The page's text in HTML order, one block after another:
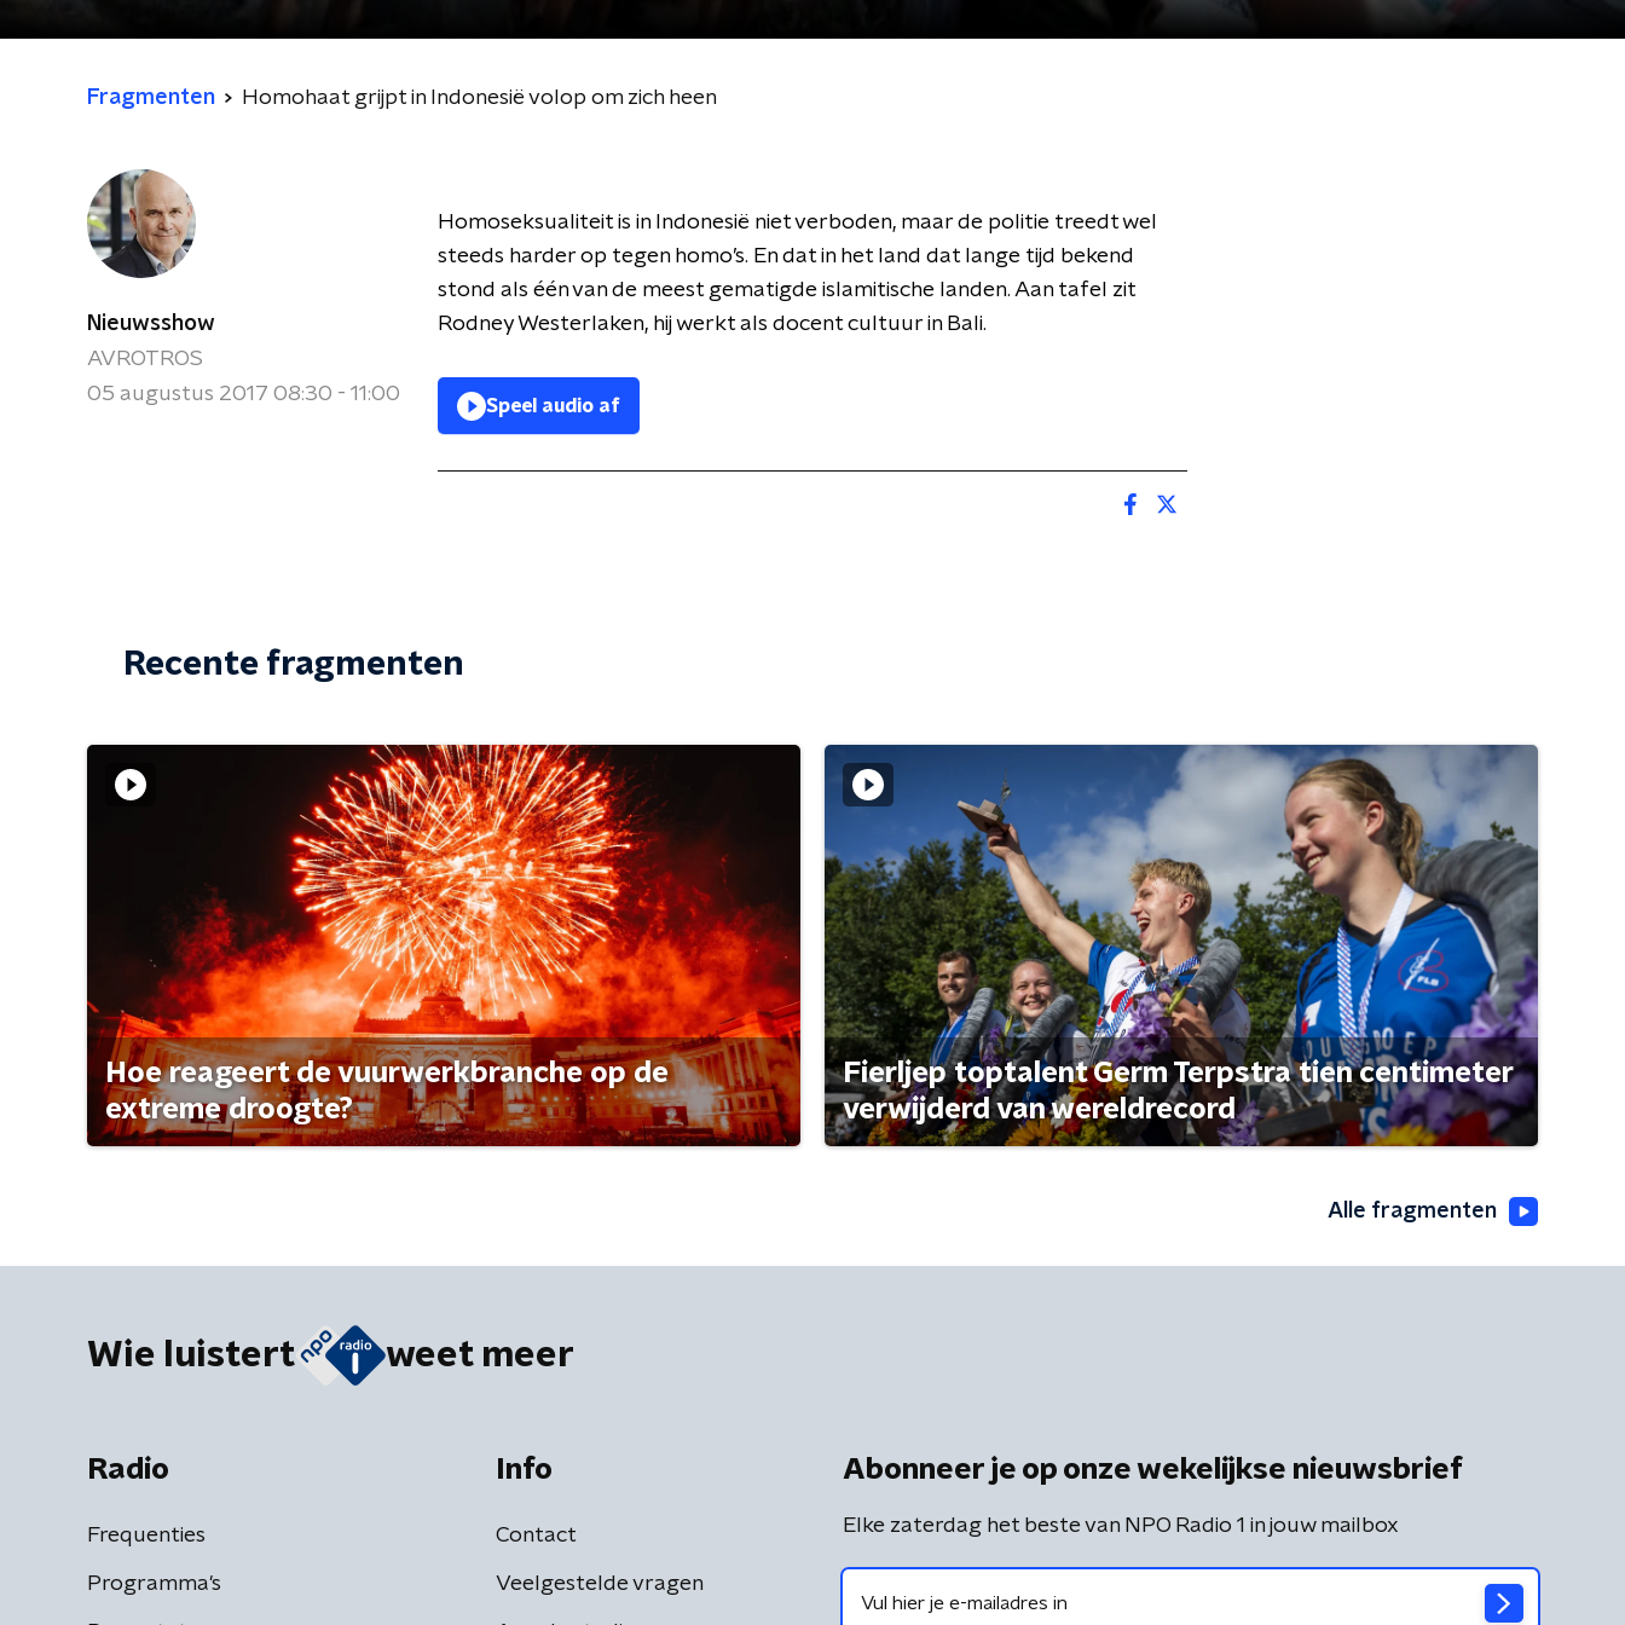
Fragmenten Homohaat grijpt in Indonesië volop om zich heen
Nieuwsshow
AVROTROS
05 augustus 2017 08:30 - 11:00
Homoseksualiteit is in Indonesië niet verboden, maar de politie treedt wel
steeds harder op tegen homo’s. En dat in het land dat lange tijd bekend
stond als één van de meest gematigde islamitische landen. Aan tafel zit
Rodney Westerlaken, hij werkt als docent cultuur in Bali.
Speel audio af
Recente fragmenten
Hoe reageert de vuurwerkbranche op de
extreme droogte?
Fierljep toptalent Germ Terpstra tien centimeter
verwijderd van wereldrecord
Alle fragmenten
Wie luistert weet meer
Radio
Frequenties
Programma's
Info
Contact
Veelgestelde vragen
Abonneer je op onze wekelijkse nieuwsbrief
Elke zaterdag het beste van NPO Radio 1 in jouw mailbox